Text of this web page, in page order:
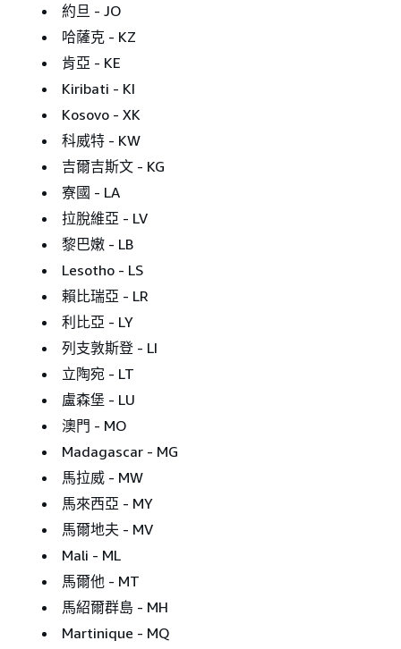
約旦 - JO
哈薩克 - KZ
肯亞 - KE
Kiribati - KI
Kosovo - XK
科威特 - KW
吉爾吉斯文 - KG
寮國 - LA
拉脫維亞 - LV
黎巴嫩 - LB
Lesotho - LS
賴比瑞亞 - LR
利比亞 - LY
列支敦斯登 - LI
立陶宛 - LT
盧森堡 - LU
澳門 - MO
Madagascar - MG
馬拉威 - MW
馬來西亞 - MY
馬爾地夫 - MV
Mali - ML
馬爾他 - MT
馬紹爾群島 - MH
Martinique - MQ